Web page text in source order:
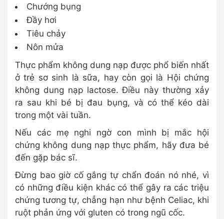
Chướng bụng
Đầy hơi
Tiêu chảy
Nôn mửa
Thực phẩm không dung nạp được phổ biến nhất
ở trẻ sơ sinh là sữa, hay còn gọi là Hội chứng
không dung nạp lactose. Điều này thường xảy
ra sau khi bé bị đau bụng, và có thể kéo dài
trong một vài tuần.
Nếu các mẹ nghi ngờ con mình bị mắc hội
chứng không dung nạp thực phẩm, hãy đưa bé
đến gặp bác sĩ.
Đừng bao giờ cố gắng tự chẩn đoán nó nhé, vì
có những điều kiện khác có thể gây ra các triệu
chứng tương tự, chẳng hạn như bệnh Celiac, khi
ruột phản ứng với gluten có trong ngũ cốc.